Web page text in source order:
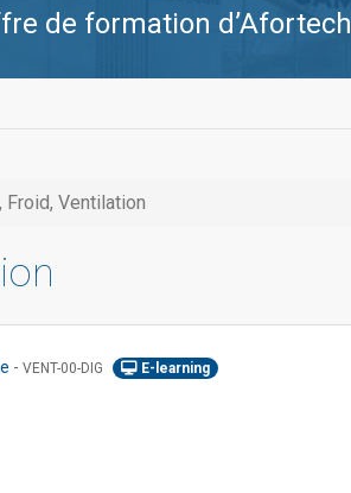
de formation d’Afortech
Froid, Ventilation
- VENT-00-DIG E-learning